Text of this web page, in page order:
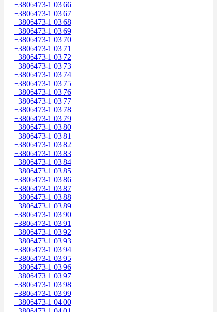
+3806473-1 03 66
+3806473-1 03 67
+3806473-1 03 68
+3806473-1 03 69
+3806473-1 03 70
+3806473-1 03 71
+3806473-1 03 72
+3806473-1 03 73
+3806473-1 03 74
+3806473-1 03 75
+3806473-1 03 76
+3806473-1 03 77
+3806473-1 03 78
+3806473-1 03 79
+3806473-1 03 80
+3806473-1 03 81
+3806473-1 03 82
+3806473-1 03 83
+3806473-1 03 84
+3806473-1 03 85
+3806473-1 03 86
+3806473-1 03 87
+3806473-1 03 88
+3806473-1 03 89
+3806473-1 03 90
+3806473-1 03 91
+3806473-1 03 92
+3806473-1 03 93
+3806473-1 03 94
+3806473-1 03 95
+3806473-1 03 96
+3806473-1 03 97
+3806473-1 03 98
+3806473-1 03 99
+3806473-1 04 00